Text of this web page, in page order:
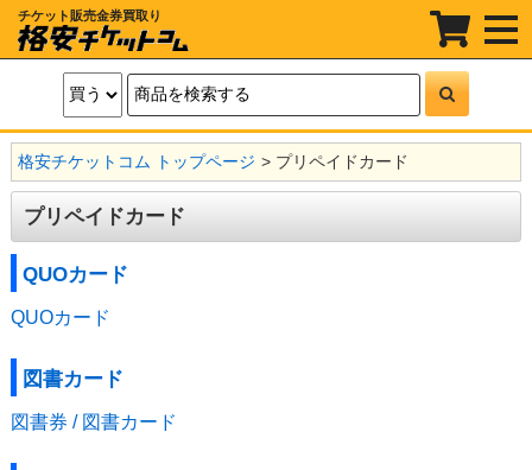
チケット販売金券買取り
t
o
g
n
a
i
格安チケットコム トップページ プリペイドカード
プリペイドカード
QUOカード
QUOカード
図書カード
図書券 / 図書カード